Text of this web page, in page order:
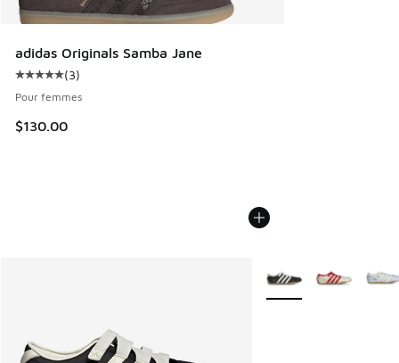
adidas Originals Samba Jane
Cote moyenne du client - [5 sur 5 étoiles], 3 commentaires
(3)
Pour femmes
$130.00
Plus de couleurs